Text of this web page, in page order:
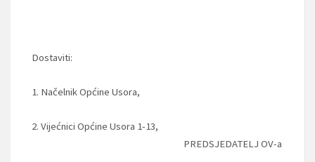
Dostaviti:
1. Načelnik Općine Usora,
2. Vijećnici Općine Usora 1-13,
PREDSJEDATELJ OV-a